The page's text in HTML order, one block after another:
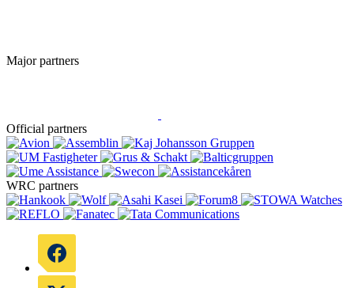
Major partners
Official partners
WRC partners